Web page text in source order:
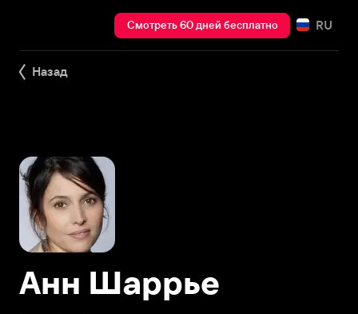
Смотреть 60 дней бесплатно RU
Назад
Анн Шаррье